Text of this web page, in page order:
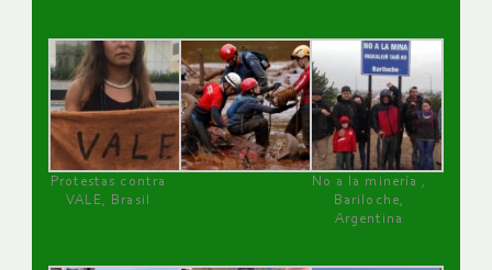
Protestas contra
VALE, Brasil
No a la minería ,
Bariloche,
Argentina